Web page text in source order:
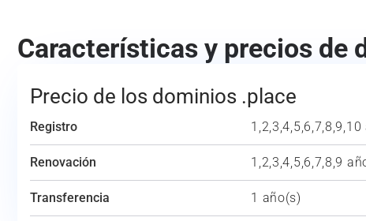
Características y precios de
Precio de los dominios .place
Registro 1,2,3,4,5,6,7,8,9,10
Renovación 1,2,3,4,5,6,7,8,9
Transferencia 1 año(s)